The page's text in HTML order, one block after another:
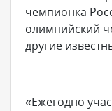
чемпионка
олимпийский
другие
«Ежегодно